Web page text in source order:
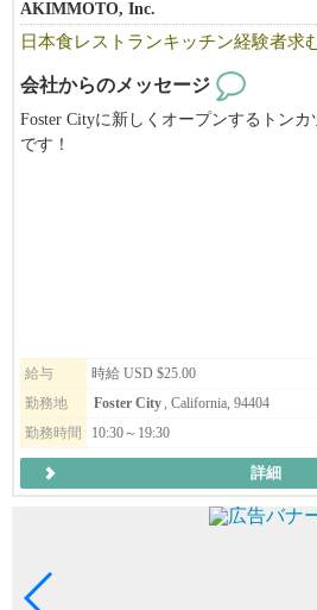
AKIMMOTO, Inc.
日本食レストランキッチン経験者求
会社からのメッセージ
Foster Cityに新しくオープンするトン
です！
給与
時給 USD $25.00
勤務地
Foster City , California, 94404
勤務時間
10:30～19:30
詳細